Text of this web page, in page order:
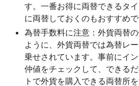
す。一番お得に両替できるタ
に両替しておくのもおすすめで
為替手数料に注意：外貨両替
ように、外貨両替では為替レ
乗せされています。事前にイ
仲値をチェックして、できる
トで外貨を購入できる両替所